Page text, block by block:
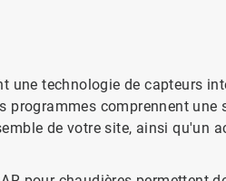
une technologie de capteurs
comprennent une
de votre site, ainsi qu'un